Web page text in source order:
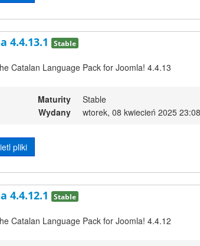
4.4.13.1 Stable
Catalan Language Pack for Joomla! 4.4.13
Maturity
Stable
Wydany
wtorek, 08 kwiecień 2025 23:08
pliki
4.4.12.1 Stable
Catalan Language Pack for Joomla! 4.4.12